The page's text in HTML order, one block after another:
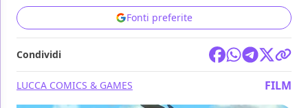
Fonti preferite
Condividi
LUCCA COMICS & GAMES FILM